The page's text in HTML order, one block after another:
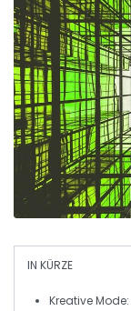
IN KÜRZE
Kreative Mode: